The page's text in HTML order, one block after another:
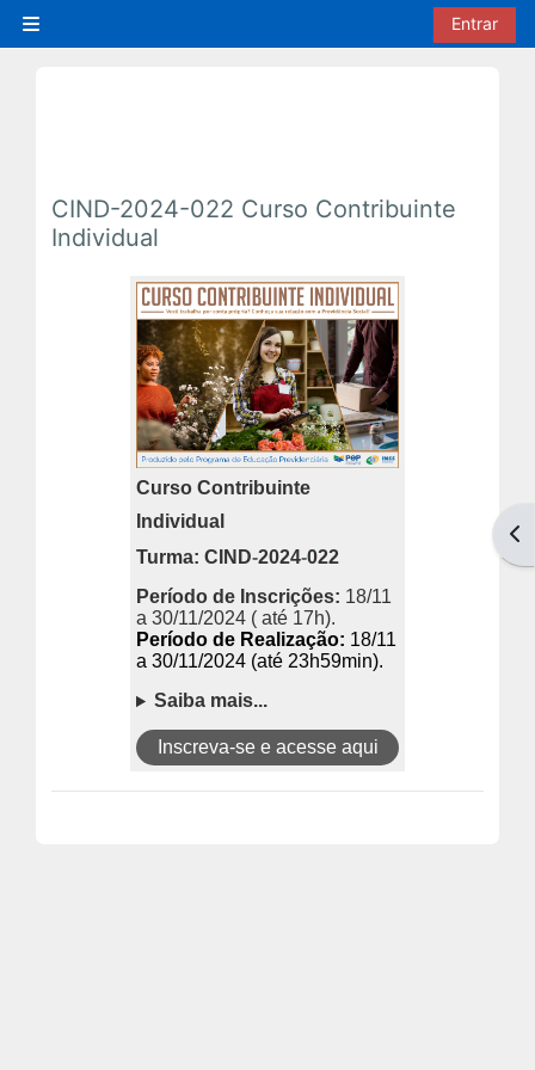
Painel lateral
Entrar
CIND-2024-022 Curso Contribuinte
Individual
Curso Contribuinte
Individual
Turma: CIND-2024-022
Período de Inscrições: 18/11
a 30/11/2024 ( até 17h).
Período de Realização: 18/11
a 30/11/2024 (até 23h59min).
Saiba mais...
Inscreva-se e acesse aqui